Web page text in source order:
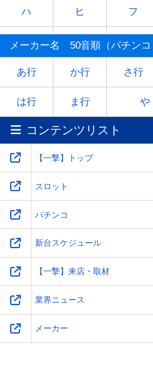
ハ ヒ フ
マ ミ ム
ヤ - ユ
ラ リ
ワ -
メーカー名 50音順（パチンコ
あ行 か行 さ行
は行 ま行
コンテンツリスト
【一撃】トップ
スロット
パチンコ
新台スケジュール
【一撃】来店・取材
業界ニュース
メーカー